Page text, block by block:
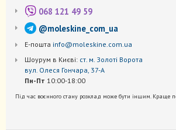
068 121 49 59
@moleskine_com_ua
Е-пошта info@moleskine.com.ua
Шоурум в Києві: ст. м. Золоті Ворота
вул. Олеся Гончара, 37-А
Пн-Пт 10:00-18:00
Під час воєнного стану розклад може бути іншим. Краще